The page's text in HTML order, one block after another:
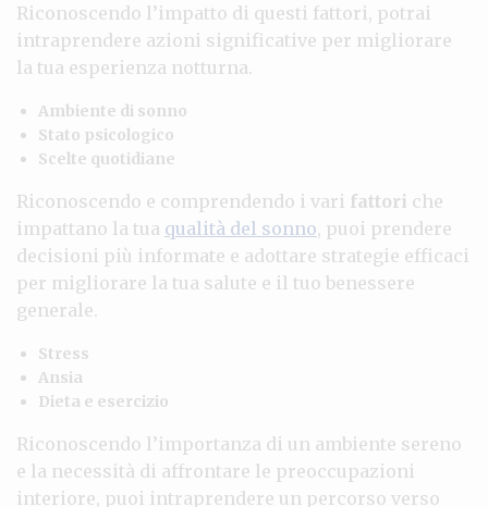
Riconoscendo l’impatto di questi fattori, potrai
intraprendere azioni significative per migliorare
la tua esperienza notturna.
Ambiente di sonno
Stato psicologico
Scelte quotidiane
Riconoscendo e comprendendo i vari fattori che
impattano la tua qualità del sonno, puoi prendere
decisioni più informate e adottare strategie efficaci
per migliorare la tua salute e il tuo benessere
generale.
Stress
Ansia
Dieta e esercizio
Riconoscendo l’importanza di un ambiente sereno
e la necessità di affrontare le preoccupazioni
interiore, puoi intraprendere un percorso verso